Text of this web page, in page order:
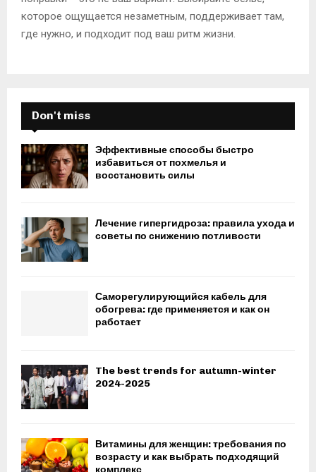
которое ощущается незаметным, поддерживает там,
где нужно, и подходит под ваш ритм жизни.
Don't miss
Эффективные способы быстро
избавиться от похмелья и
восстановить силы
Лечение гипергидроза: правила ухода и
советы по снижению потливости
Саморегулирующийся кабель для
обогрева: где применяется и как он
работает
The best trends for autumn-winter
2024-2025
Витамины для женщин: требования по
возрасту и как выбрать подходящий